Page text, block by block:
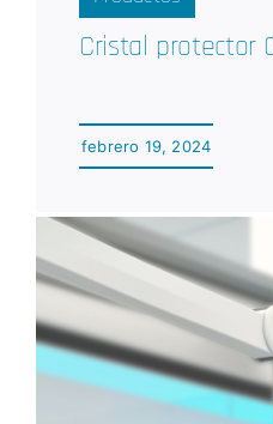
Cristal protector
febrero 19, 2024